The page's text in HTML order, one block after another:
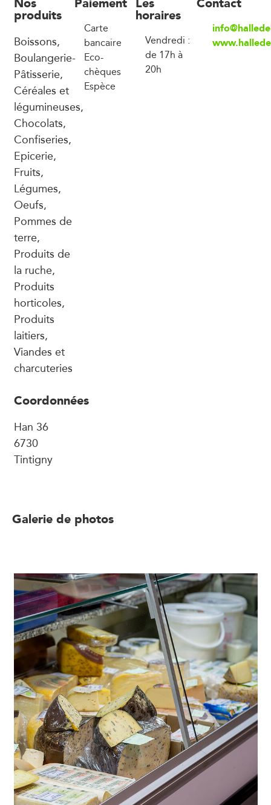
produits
Boissons,
Boulangerie-
Pâtisserie,
Céréales et
légumineuses,
Chocolats,
Confiseries,
Epicerie,
Fruits,
Légumes,
Oeufs,
Pommes de
terre,
Produits de
la ruche,
Produits
horticoles,
Produits
laitiers,
Viandes et
charcuteries
Carte
bancaire
Eco-
chèques
Espèce
horaires
Vendredi :
de 17h à
20h
Coordonnées
Han 36
6730
Tintigny
Galerie de photos